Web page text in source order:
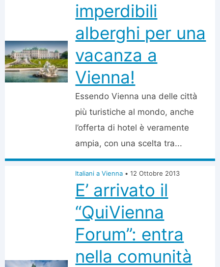
imperdibili
alberghi per una
vacanza a
Vienna!
Essendo Vienna una delle città
più turistiche al mondo, anche
l’offerta di hotel è veramente
ampia, con una scelta tra...
Italiani a Vienna • 12 Ottobre 2013
E’ arrivato il
“QuiVienna
Forum”: entra
nella comunità